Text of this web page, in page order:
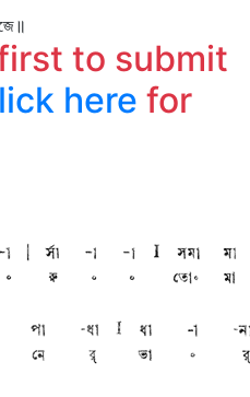
to submit
here for